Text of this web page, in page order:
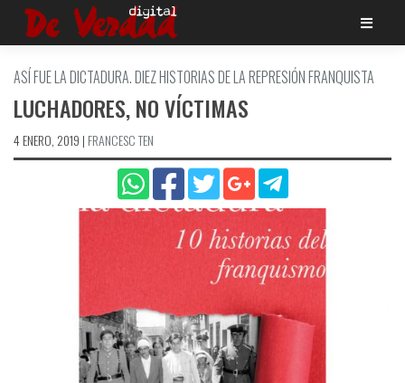
Saltar
ASÍ FUE LA DICTADURA. DIEZ HISTORIAS DE LA REPRESIÓN FRANQUISTA
LUCHADORES, NO VÍCTIMAS
4 ENERO, 2019 | FRANCESC TEN